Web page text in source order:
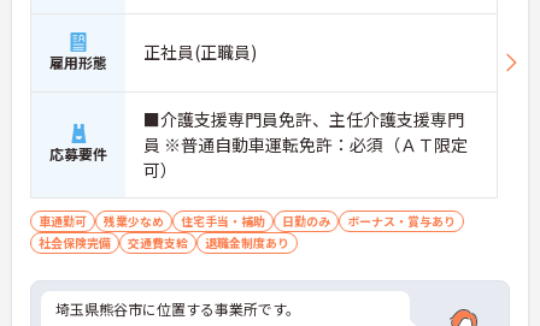
雇用形態 正社員(正職員)
応募要件
■介護支援専門員免許、主任介護支援専門
員 ※普通自動車運転免許：必須（ＡＴ限定
可）
車通勤可 残業少なめ 住宅手当・補助 日勤のみ
ボーナス・賞与あり
社会保険完備
交通費支給 退職金制度あり
埼玉県熊谷市に位置する事業所です。